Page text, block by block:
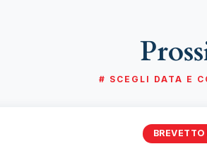
# SCEGLI DATA E